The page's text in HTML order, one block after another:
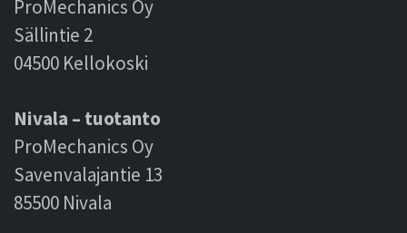
ProMechanics Oy
Sällintie 2
04500 Kellokoski
Nivala – tuotanto
ProMechanics Oy
Savenvalajantie 13
85500 Nivala